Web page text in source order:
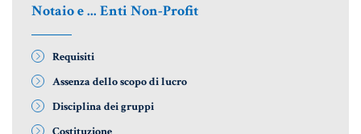
Materiale Giuridico
CODICE CIVILE
LE PAROLE DIFFICILI DEL NOTAIO
Notaio e ... Enti Non-Profit
Requisiti
Assenza dello scopo di lucro
Disciplina dei gruppi